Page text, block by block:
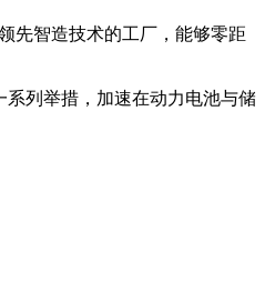
先智造技术的工厂，能够零距
列举措，加速在动力电池与储